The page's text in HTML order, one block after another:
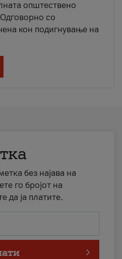
општествено
со
кон подигнување на
без најава на
го бројот на
да ја платите.